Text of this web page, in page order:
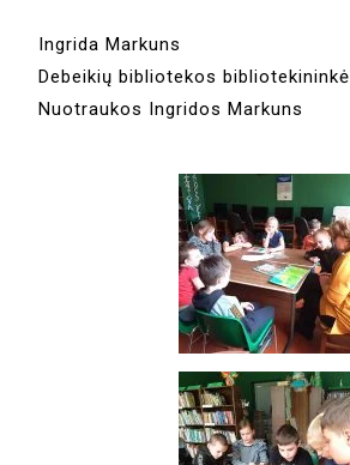
Ingrida Markuns
Debeikių bibliotekos bibliotekininkė
Nuotraukos Ingridos Markuns